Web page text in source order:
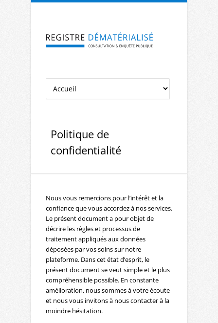
Aller à la navigation Aller au contenu
Politique de
confidentialité
Nous vous remercions pour l’intérêt et la
confiance que vous accordez à nos services.
Le présent document a pour objet de
décrire les règles et processus de
traitement appliqués aux données
déposées par vos soins sur notre
plateforme. Dans cet état d’esprit, le
présent document se veut simple et le plus
compréhensible possible. En constante
amélioration, nous sommes à votre écoute
et nous vous invitons à nous contacter à la
moindre hésitation.